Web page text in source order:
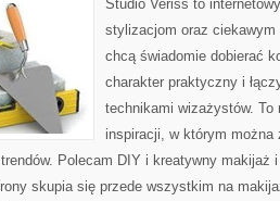
Studio Veriss to
stylizacjom oraz ciekawym
chcą świadomie dobierać
charakter praktyczny i
technikami wizażystów. To
inspiracji, w którym
Polecam DIY i kreatywny makijaż
skupia się przede wszystkim na